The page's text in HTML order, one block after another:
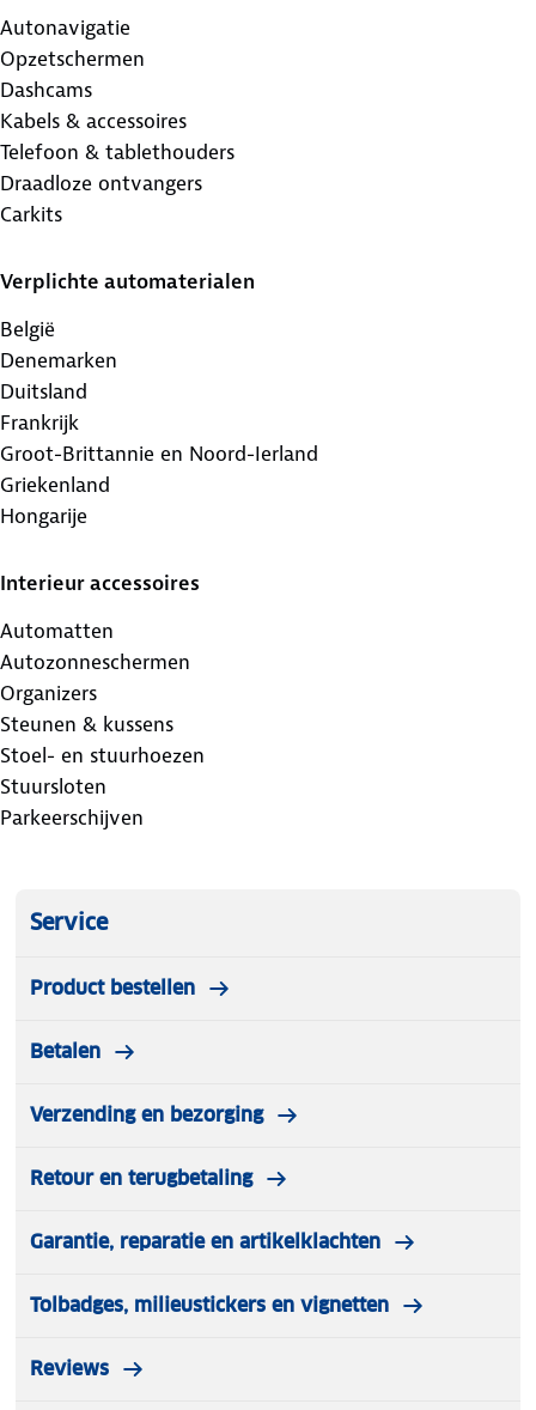
Autonavigatie
Opzetschermen
Dashcams
Kabels & accessoires
Telefoon & tablethouders
Draadloze ontvangers
Carkits
Verplichte automaterialen
België
Denemarken
Duitsland
Frankrijk
Groot-Brittannie en Noord-Ierland
Griekenland
Hongarije
Interieur accessoires
Automatten
Autozonneschermen
Organizers
Steunen & kussens
Stoel- en stuurhoezen
Stuursloten
Parkeerschijven
Service
Product bestellen
Betalen
Verzending en bezorging
Retour en terugbetaling
Garantie, reparatie en artikelklachten
Tolbadges, milieustickers en vignetten
Reviews